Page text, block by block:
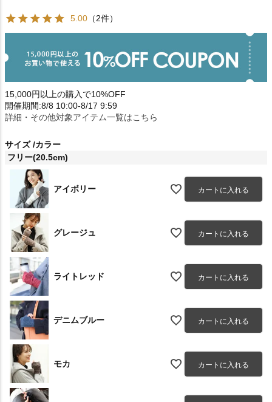
5.00 （2件）
15,000円以上の購入で10%OFF
開催期間:8/8 10:00-8/17 9:59
詳細・その他対象アイテム一覧はこちら
サイズ カラー
フリー(20.5cm)
アイボリー カートに入れる
グレージュ カートに入れる
ライトレッド カートに入れる
デニムブルー カートに入れる
モカ カートに入れる